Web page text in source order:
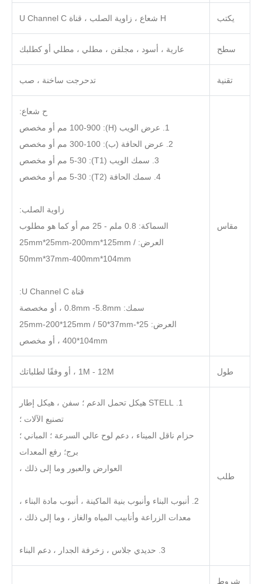
يكتب H شعاع ، زاوية الصلب ، قناة U Channel C
سطح عارية ، أسود ، مجلفن ، مطلي ، مطلي أو كطلبك
تقنية تدحرجت ساخنة ، صب
مقاس
ح شعاع:
1. عرض الويب (H): 100-900 مم أو مخصص
2. عرض الحافة (ب): 100-300 مم أو مخصص
3. سمك الويب (T1): 5-30 مم أو مخصص
4. سمك الحافة (T2): 5-30 مم أو مخصص
زاوية الصلب:
السماكة: 0.8 ملم - 25 مم أو كما هو مطلوب
العرض: 25mm*25mm-200mm*125mm /
50mm*37mm-400mm*104mm
قناة U Channel C:
سمك: 0.8mm -5.8mm ، أو مخصصة
العرض: 25*25mm-200*125mm / 50*37mm-
400*104mm ، أو مخصص
طول 1M - 12M ، أو وفقًا لطلباتك
طلب
1. STELL هيكل تحمل الدعم ؛ سفن ، هيكل إطار
تصنيع الآلات ؛
حزام ناقل الميناء ، دعم لوح عالي السرعة ؛ المباني ؛
برج؛ رفع المعدات
العوارض والعبور وما إلى ذلك ،
2. أنبوب البناء وأنبوب بنية الماكينة ، أنبوب مادة البناء ،
معدات الزراعة وأنابيب المياه والغاز ، وما إلى ذلك ،
3. حديدي جلاس ، زخرفة الجدار ، دعم البناء
شروط